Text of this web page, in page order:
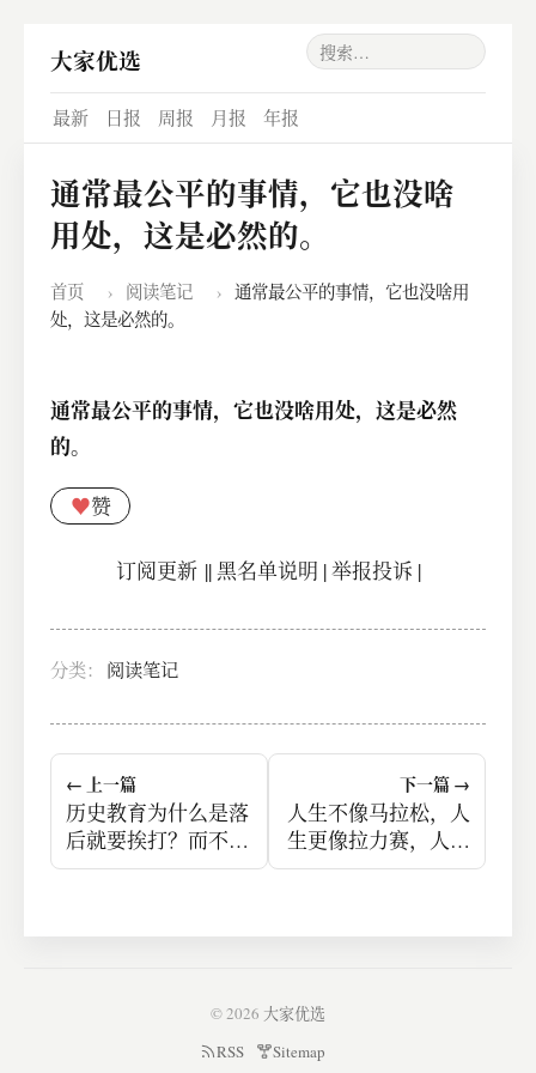
大家优选
最新 日报 周报 月报 年报
通常最公平的事情，它也没啥
用处，这是必然的。
首页 › 阅读笔记 ›
通常最公平的事情，它也没啥用
处，这是必然的。
通常最公平的事情，它也没啥用处，这是必然
的。
♥赞
订阅更新||黑名单说明 |举报投诉 |
分类： 阅读笔记
← 上一篇
历史教育为什么是落
后就要挨打？而不是
错了才需要挨打？
下一篇 →
人生不像马拉松，人
生更像拉力赛，人生
有太多赛段。
© 2026 大家优选
RSS
Sitemap